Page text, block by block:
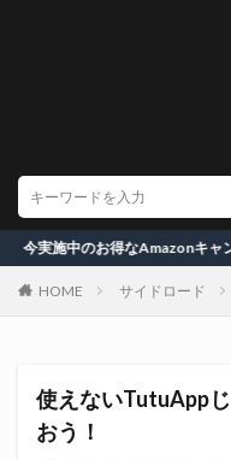
なAmazonキャンペーン一覧
HOME サイドロード
使えないTutuApp
おう！